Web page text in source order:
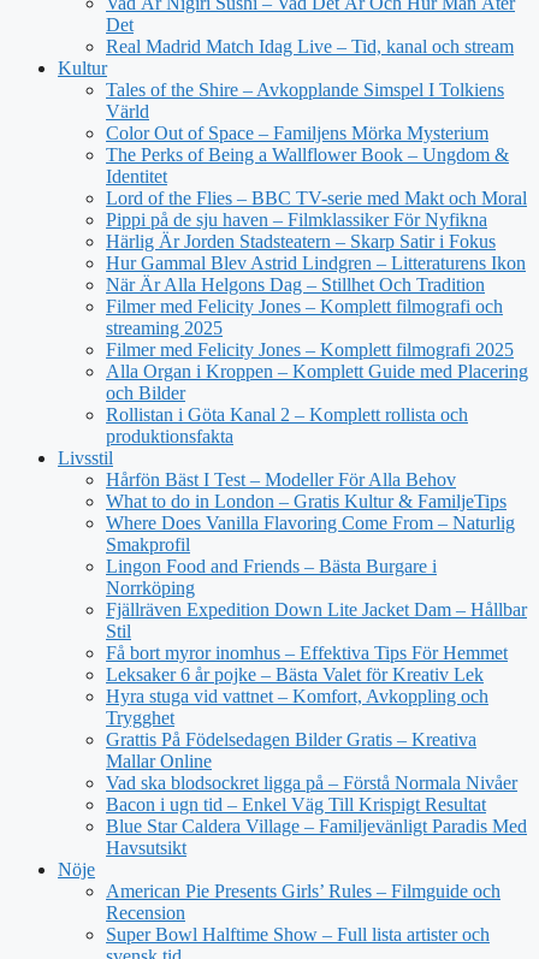
Det
Real Madrid Match Idag Live – Tid, kanal och stream
Kultur
Tales of the Shire – Avkopplande Simspel I Tolkiens
Värld
Color Out of Space – Familjens Mörka Mysterium
The Perks of Being a Wallflower Book – Ungdom &
Identitet
Lord of the Flies – BBC TV-serie med Makt och Moral
Pippi på de sju haven – Filmklassiker För Nyfikna
Härlig Är Jorden Stadsteatern – Skarp Satir i Fokus
Hur Gammal Blev Astrid Lindgren – Litteraturens Ikon
När Är Alla Helgons Dag – Stillhet Och Tradition
Filmer med Felicity Jones – Komplett filmografi och
streaming 2025
Filmer med Felicity Jones – Komplett filmografi 2025
Alla Organ i Kroppen – Komplett Guide med Placering
och Bilder
Rollistan i Göta Kanal 2 – Komplett rollista och
produktionsfakta
Livsstil
Hårfön Bäst I Test – Modeller För Alla Behov
What to do in London – Gratis Kultur & FamiljeTips
Where Does Vanilla Flavoring Come From – Naturlig
Smakprofil
Lingon Food and Friends – Bästa Burgare i
Norrköping
Fjällräven Expedition Down Lite Jacket Dam – Hållbar
Stil
Få bort myror inomhus – Effektiva Tips För Hemmet
Leksaker 6 år pojke – Bästa Valet för Kreativ Lek
Hyra stuga vid vattnet – Komfort, Avkoppling och
Trygghet
Grattis På Födelsedagen Bilder Gratis – Kreativa
Mallar Online
Vad ska blodsockret ligga på – Förstå Normala Nivåer
Bacon i ugn tid – Enkel Väg Till Krispigt Resultat
Blue Star Caldera Village – Familjevänligt Paradis Med
Havsutsikt
Nöje
American Pie Presents Girls’ Rules – Filmguide och
Recension
Super Bowl Halftime Show – Full lista artister och